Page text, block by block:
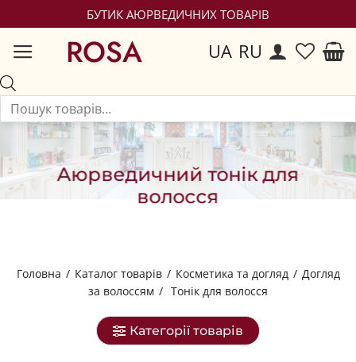
БУТИК АЮРВЕДИЧНИХ ТОВАРІВ
ROSA UA RU
Аюрведичний тонік для
волосся
Головна / Каталог товарів / Косметика та догляд / Догляд
за волоссям / Тонік для волосся
Категорії товарів